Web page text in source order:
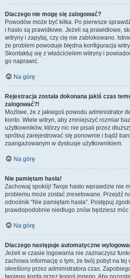
Dlaczego nie mogę się zalogować?
Powodów może być kilka. Po pierwsze
i hasło są prawidłowe. Jeżeli są prawidłowe,
witryny i zapytaj, czy cię nie zablokowano.
że problem powoduje błędna konfiguracja
Skontaktuj się z właścicielem witryny i
go naprawić.
Na górę
Rejestracja została dokonana jakiś czas
zalogować?!
Możliwe, że z jakiegoś powodu administrator
konto. Wiele witryn, aby zmniejszyć rozmiar
użytkowników, którzy nic nie pisali przez
spróbuj zarejestrować się ponownie i bądź
zaangażowanym w dyskusje użytkownikiem.
Na górę
Nie pamiętam hasła!
Zachowaj spokój! Twoje hasło wprawdzie nie
problemu może zostać zresetowane. Przejdź
odnośnik “Nie pamiętam hasła”. Postępuj
prawdopodobnie niedługo znów będziesz
Na górę
Dlaczego następuje automatyczne
Jeżeli w czasie logowania nie zaznaczysz
zachowa informację o tym, że twój pobyt na tej
określony przez administratora czas.
twojego konta przez kogoś innego. Aby